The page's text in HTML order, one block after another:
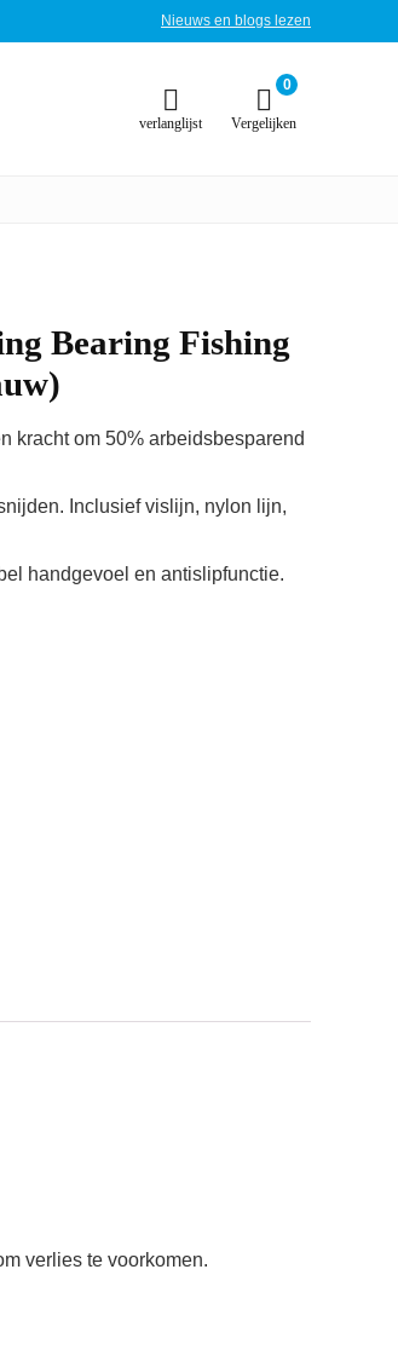
Nieuws en blogs lezen
verlanglijst
0
Vergelijken
Bearing Fishing
kracht om 50% arbeidsbesparend
Inclusief vislijn, nylon lijn,
handgevoel en antislipfunctie.
verlies te voorkomen.